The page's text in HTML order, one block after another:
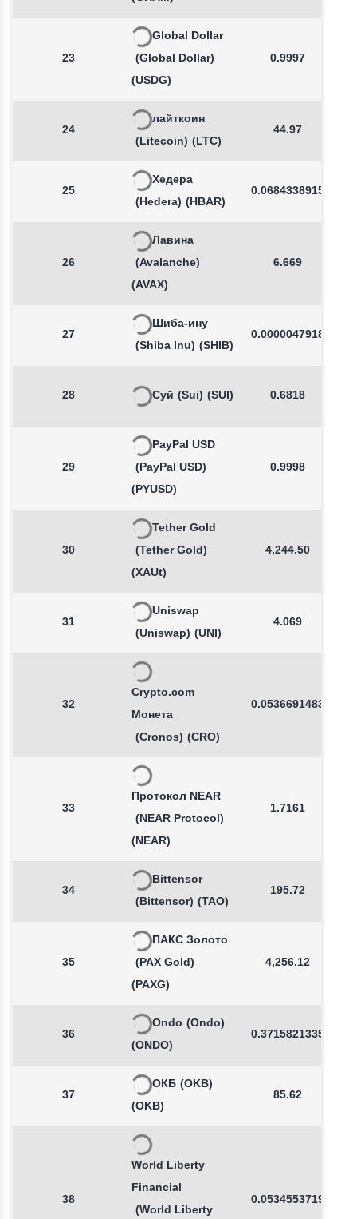
23
Global Dollar
(Global Dollar)
(USDG)
0.9997
24
лайткоин
(Litecoin) (LTC)
44.97
25
Хедера
(Hedera) (HBAR)
0.0684338915
26
Лавина
(Avalanche)
(AVAX)
6.669
27
Шиба-ину
(Shiba Inu) (SHIB)
0.0000047918
28 Суй (Sui) (SUI) 0.6818
29
PayPal USD
(PayPal USD)
(PYUSD)
0.9998
30
Tether Gold
(Tether Gold)
(XAUt)
4,244.50
31
Uniswap
(Uniswap) (UNI)
4.069
32
Crypto.com
Монета
(Cronos) (CRO)
0.0536691483
33
Протокол NEAR
(NEAR Protocol)
(NEAR)
1.7161
34
Bittensor
(Bittensor) (TAO)
195.72
35
ПАКС Золото
(PAX Gold)
(PAXG)
4,256.12
36
Ondo (Ondo)
(ONDO)
0.3715821335
37
ОКБ (OKB)
(OKB)
85.62
38
World Liberty
Financial
(World Liberty
0.0534553719